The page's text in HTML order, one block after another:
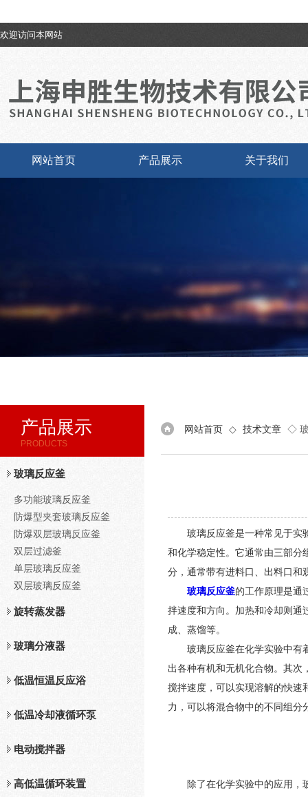
欢迎访问本网站
网站首页 产品展示 关于我们
网站首页 ◇ 技术文章 ◇ 玻
玻璃反应釜是一种常见于实验
和化学稳定性。它通常由三部分
分，通常带有进料口、出料口和
玻璃反应釜的工作原理是通
拌速度和方向。加热和冷却则通
成、蒸馏等。
玻璃反应釜在化学实验中有着
出各种有机和无机化合物。其次
搅拌速度，可以实现溶解的快速
力，可以将混合物中的不同组分
除了在化学实验中的应用，玻
产品展示
PRODUCTS
玻璃反应釜
多功能玻璃反应釜
防爆型夹套玻璃反应釜
防爆双层玻璃反应釜
双层过滤釜
单层玻璃反应釜
双层玻璃反应釜
旋转蒸发器
玻璃分液器
低温恒温反应浴
低温冷却液循环泵
电动搅拌器
高低温循环装置